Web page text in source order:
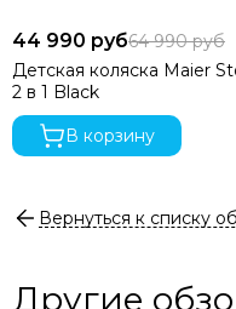
44 990 руб64 990 руб
Детская коляска Maier
2 в 1 Black
В корзину
Вернуться к списку
Другие